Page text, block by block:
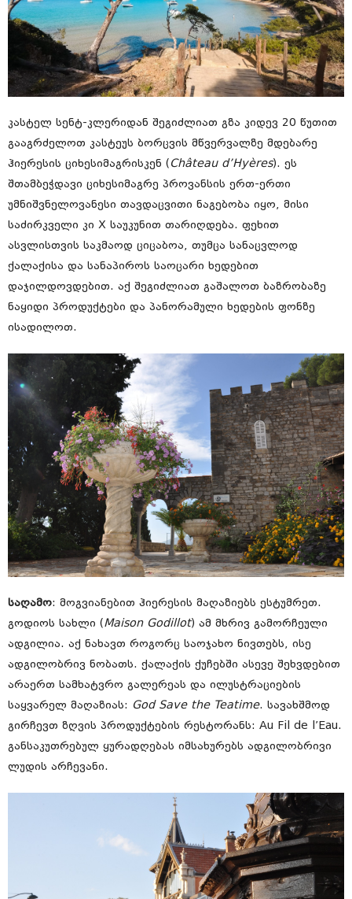
კასტელ სენტ-კლერიდან შეგიძლიათ გზა კიდევ 20 წუთით
გააგრძელოთ კასტეუს ბორცვის მწვერვალზე მდებარე
ჰიერესის ციხესიმაგრისკენ ( Château d’Hyères). ეს
შთამბეჭდავი ციხესიმაგრე პროვანსის ერთ-ერთი
უმნიშვნელოვანესი თავდაცვითი ნაგებობა იყო, მისი
საძირკველი კი X საუკუნით თარიღდება. ფეხით
ასვლისთვის საკმაოდ ციცაბოა, თუმცა სანაცვლოდ
ქალაქისა და სანაპიროს საოცარი ხედებით
დაჯილდოვდებით. აქ შეგიძლიათ გაშალოთ ბაზრობაზე
ნაყიდი პროდუქტები და პანორამული ხედების ფონზე
ისადილოთ.
საღამო: მოგვიანებით ჰიერესის მაღაზიებს ესტუმრეთ.
გოდიოს სახლი (Maison Godillot) ამ მხრივ გამორჩეული
ადგილია. აქ ნახავთ როგორც საოჯახო ნივთებს, ისე
ადგილობრივ ნობათს. ქალაქის ქუჩებში ასევე შეხვდებით
არაერთ სამხატვრო გალერეას და ილუსტრაციების
საყვარელ მაღაზიას:
God Save the Teatime. სავახშმოდ
გირჩევთ ზღვის პროდუქტების რესტორანს: Au Fil de l’Eau.
განსაკუთრებულ ყურადღებას იმსახურებს ადგილობრივი
ლუდის არჩევანი.